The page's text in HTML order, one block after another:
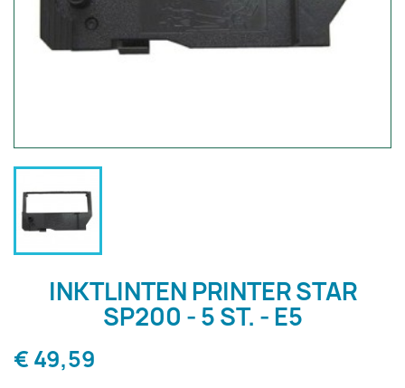
INKTLINTEN PRINTER STAR
SP200 - 5 ST. - E5
€ 49,59